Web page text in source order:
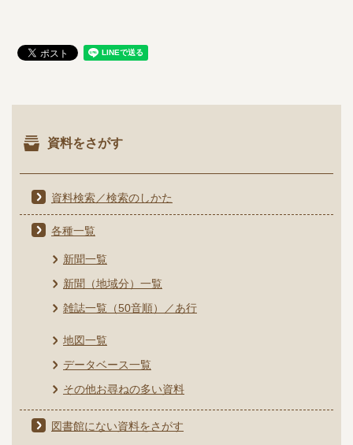
資料をさがす
資料検索／検索のしかた
各種一覧
新聞一覧
新聞（地域分）一覧
雑誌一覧（50音順）／あ行
地図一覧
データベース一覧
その他お尋ねの多い資料
図書館にない資料をさがす